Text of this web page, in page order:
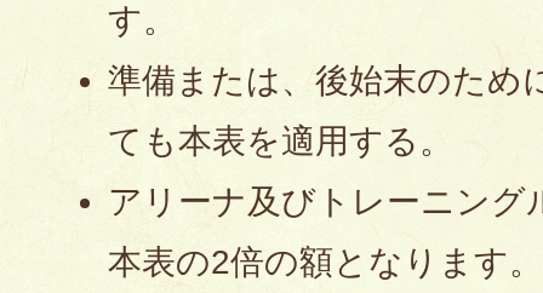
す。
準備または、後始末のため
ても本表を適用する。
アリーナ及びトレーニング
本表の2倍の額となります。